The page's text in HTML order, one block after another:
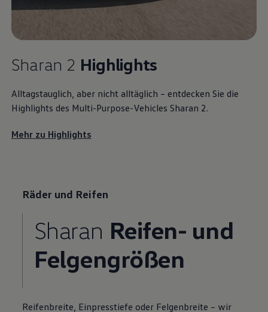
Sharan 2 Highlights
Alltagstauglich, aber nicht alltäglich – entdecken Sie die
Highlights des Multi-Purpose-Vehicles Sharan 2.
Mehr zu Highlights
Räder und Reifen
Sharan Reifen- und
Felgengrößen
Reifenbreite, Einpresstiefe oder Felgenbreite – wir